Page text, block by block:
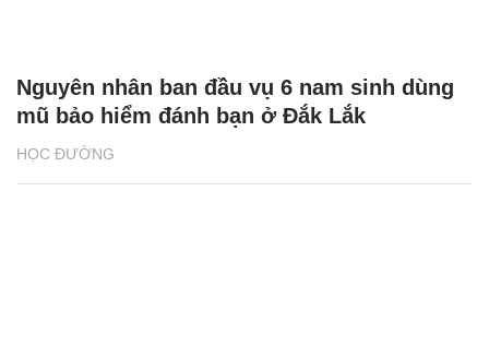
HỌC ĐƯỜNG
Nguyên nhân ban đầu vụ 6 nam sinh dùng
mũ bảo hiểm đánh bạn ở Đắk Lắk